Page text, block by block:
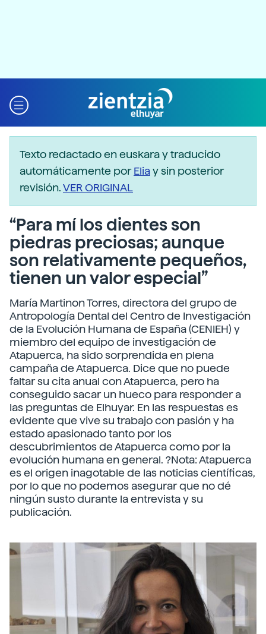
Texto redactado en euskara y traducido
automáticamente porEliay sin posterior
revisión.VER ORIGINAL
“Para mí los dientes son
piedras preciosas; aunque
son relativamente pequeños,
tienen un valor especial”
María Martinon Torres, directora del grupo de
Antropología Dental del Centro de Investigación
de la Evolución Humana de España (CENIEH) y
miembro del equipo de investigación de
Atapuerca, ha sido sorprendida en plena
campaña de Atapuerca. Dice que no puede
faltar su cita anual con Atapuerca, pero ha
conseguido sacar un hueco para responder a
las preguntas de Elhuyar. En las respuestas es
evidente que vive su trabajo con pasión y ha
estado apasionado tanto por los
descubrimientos de Atapuerca como por la
evolución humana en general. ?Nota: Atapuerca
es el origen inagotable de las noticias científicas,
por lo que no podemos asegurar que no dé
ningún susto durante la entrevista y su
publicación.